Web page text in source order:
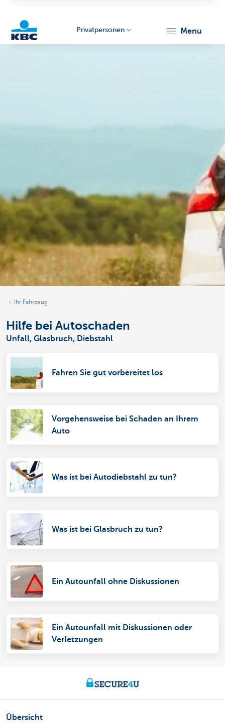
Privatpersonen menu
Ihr Fahrzeug
Hilfe bei Autoschaden
Unfall, Glasbruch, Diebstahl
Fahren Sie gut vorbereitet los
Vorgehensweise bei Schaden an Ihrem
Auto
Was ist bei Autodiebstahl zu tun?
Was ist bei Glasbruch zu tun?
Ein Autounfall ohne Diskussionen
Ein Autounfall mit Diskussionen oder
Verletzungen
Übersicht